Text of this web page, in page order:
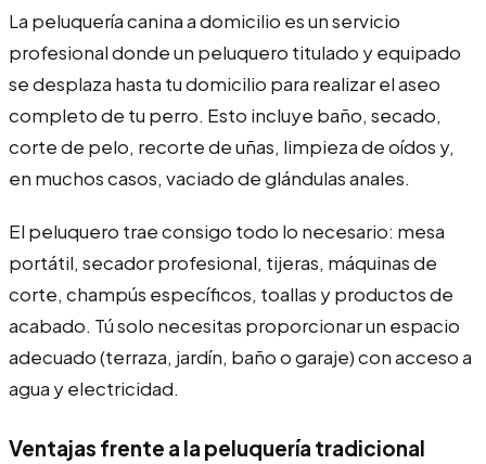
La peluquería canina a domicilio es un servicio
profesional donde un peluquero titulado y equipado
se desplaza hasta tu domicilio para realizar el aseo
completo de tu perro. Esto incluye baño, secado,
corte de pelo, recorte de uñas, limpieza de oídos y,
en muchos casos, vaciado de glándulas anales.
El peluquero trae consigo todo lo necesario: mesa
portátil, secador profesional, tijeras, máquinas de
corte, champús específicos, toallas y productos de
acabado. Tú solo necesitas proporcionar un espacio
adecuado (terraza, jardín, baño o garaje) con acceso a
agua y electricidad.
Ventajas frente a la peluquería tradicional